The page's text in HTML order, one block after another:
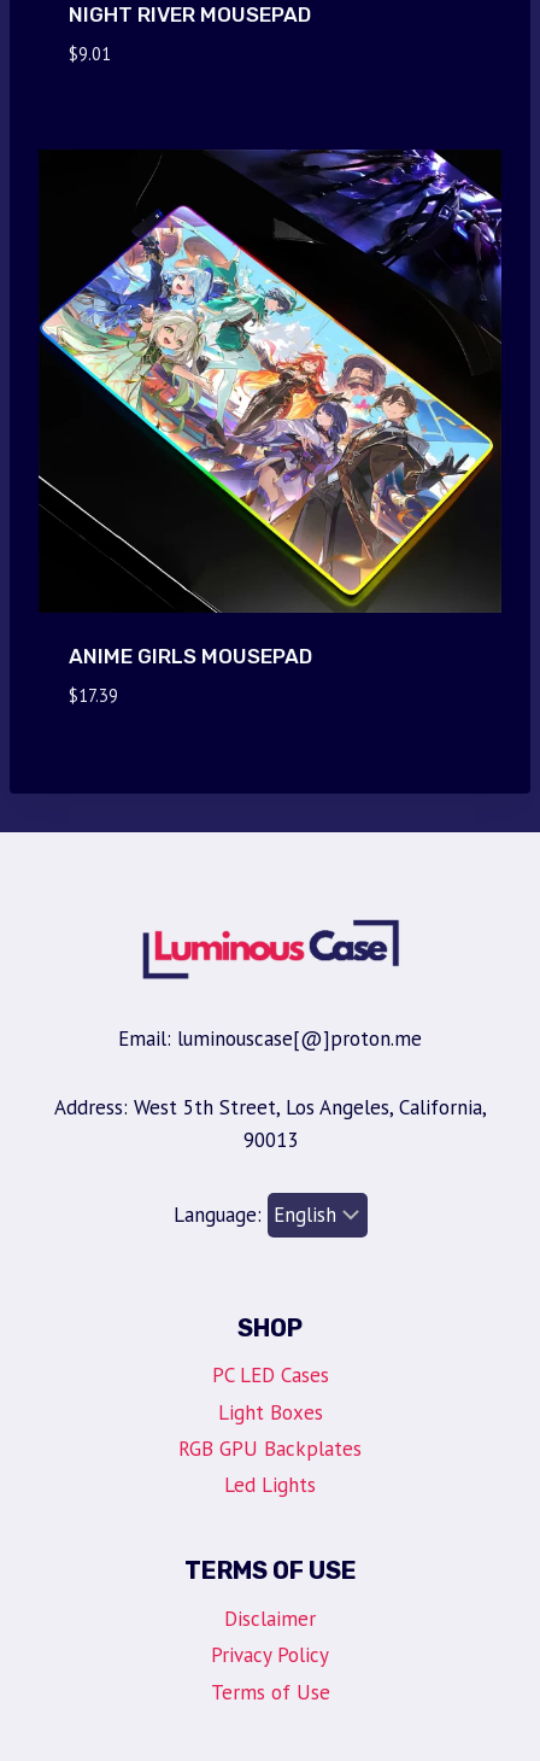
NIGHT RIVER MOUSEPAD
$9.01
ANIME GIRLS MOUSEPAD
$17.39
Email: luminouscase[@]proton.me
Address: West 5th Street, Los Angeles, California,
90013
Language:
SHOP
PC LED Cases
Light Boxes
RGB GPU Backplates
Led Lights
TERMS OF USE
Disclaimer
Privacy Policy
Terms of Use